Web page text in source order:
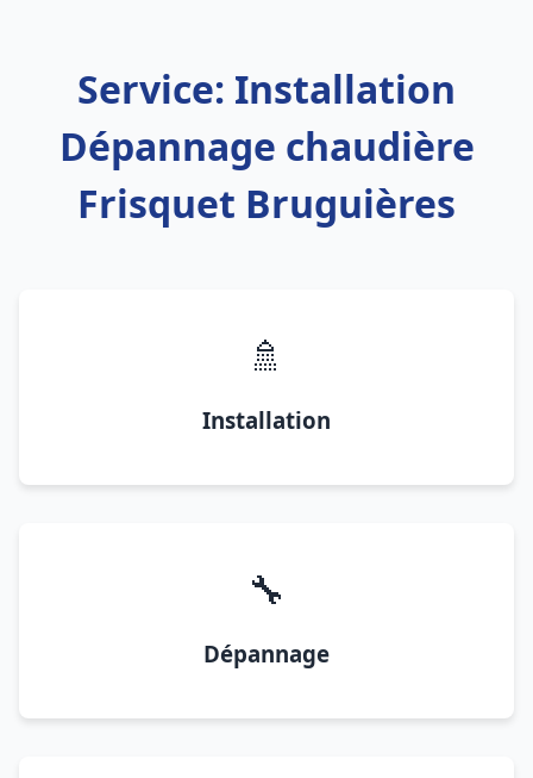
Service: Installation
Dépannage chaudière
Frisquet Bruguières
🚿
Installation
🔧
Dépannage